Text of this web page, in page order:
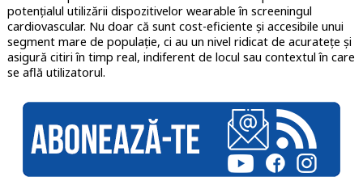
potențialul utilizării dispozitivelor wearable în screeningul
cardiovascular. Nu doar că sunt cost-eficiente și accesibile unui
segment mare de populație, ci au un nivel ridicat de acuratețe și
asigură citiri în timp real, indiferent de locul sau contextul în care
se află utilizatorul.